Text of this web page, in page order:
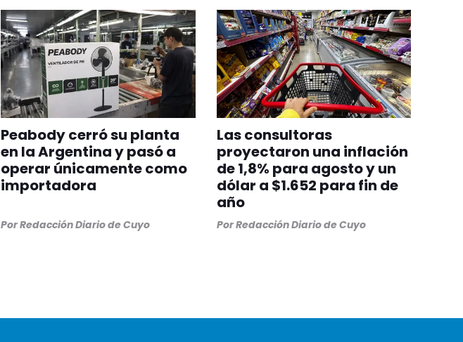
Peabody cerró su planta
en la Argentina y pasó a
operar únicamente como
importadora
PorRedacción Diario de Cuyo
Las consultoras
proyectaron una inflación
de 1,8% para agosto y un
dólar a $1.652 para fin de
año
PorRedacción Diario de Cuyo